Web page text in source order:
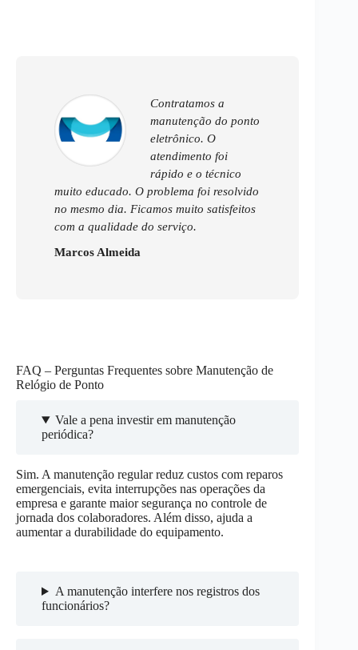
Contratamos a
manutenção do ponto
eletrônico. O
atendimento foi
rápido e o técnico
muito educado. O problema foi resolvido
no mesmo dia. Ficamos muito satisfeitos
com a qualidade do serviço.
Marcos Almeida
FAQ – Perguntas Frequentes sobre Manutenção de
Relógio de Ponto
Vale a pena investir em manutenção
periódica?
Sim. A manutenção regular reduz custos com reparos
emergenciais, evita interrupções nas operações da
empresa e garante maior segurança no controle de
jornada dos colaboradores. Além disso, ajuda a
aumentar a durabilidade do equipamento.
A manutenção interfere nos registros dos
funcionários?